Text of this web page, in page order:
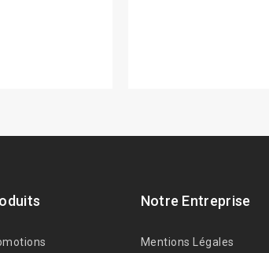
Notre Entreprise
Mentions Légales